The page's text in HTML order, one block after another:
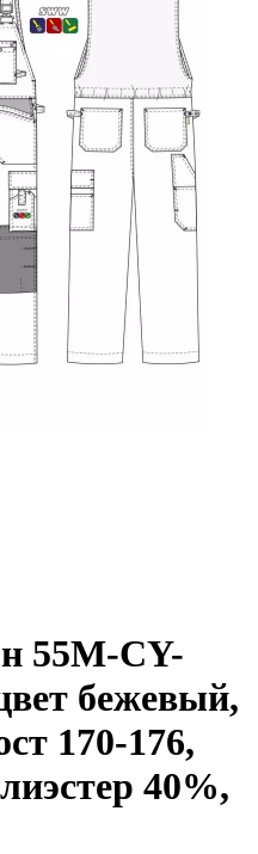
55M-CY-
бежевый,
170-176,
40%,